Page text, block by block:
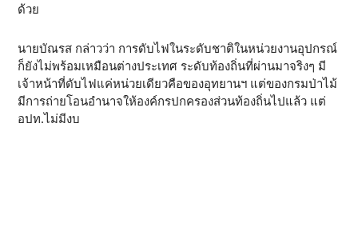
ด้วย
นายบัณรส กล่าวว่า การดับไฟในระดับชาติในหน่วยงานอุปกรณ์
ก็ยังไม่พร้อมเหมือนต่างประเทศ ระดับท้องถิ่นที่ผ่านมาจริงๆ มี
เจ้าหน้าที่ดับไฟแค่หน่วยเดียวคือของอุทยานฯ แต่ของกรมป่าไม้
มีการถ่ายโอนอำนาจให้องค์กรปกครองส่วนท้องถิ่นไปแล้ว แต่
อปท.ไม่มีงบ